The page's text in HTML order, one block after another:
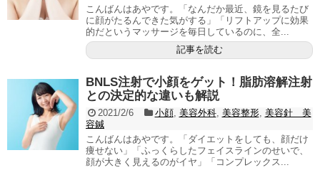
こんばんはあやです。「なんだか最近、鏡を見るたび
に顔がたるんできた気がする」「リフトアップに効果
的だというマッサージを毎日しているのに、全...
記事を読む
BNLS注射で小顔をゲット！脂肪溶解注射
との決定的な違いも解説
2021/2/6 小顔, 美容外科, 美容整形, 美容針 美
容鍼
こんばんはあやです。「ダイエットをしても、顔だけ
痩せない」「ふっくらしたフェイスラインのせいで、
顔が大きく見えるのがイヤ」「コンプレックス...